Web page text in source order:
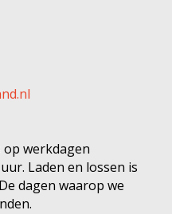
werkdagen
Laden en lossen is
dagen waarop we